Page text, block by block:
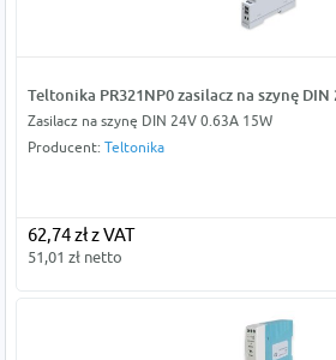
Teltonika PR321NP0 zasilacz na szynę DIN
Zasilacz na szynę DIN 24V 0.63A 15W
Producent: Teltonika
62,74 zł z VAT
51,01 zł netto